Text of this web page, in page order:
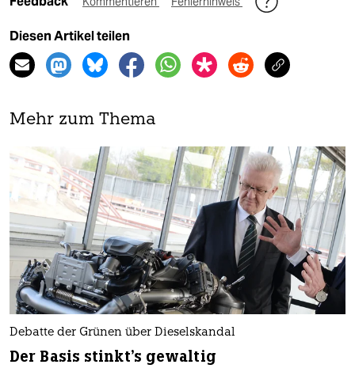
Diesen Artikel teilen
Mehr zum Thema
Debatte der Grünen über Dieselskandal
Der Basis stinkt's gewaltig